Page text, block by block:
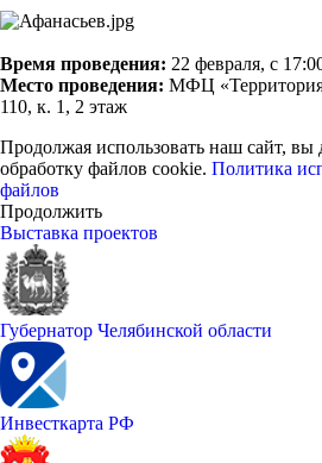
Время проведения: 22 февраля, с
Место проведения: МФЦ «Территория
110, к. 1, 2 этаж
Продолжая использовать наш сайт, вы
обработку файлов cookie. Политика
файлов
Продолжить
Выставка проектов
Губернатор Челябинской области
Инвесткарта РФ